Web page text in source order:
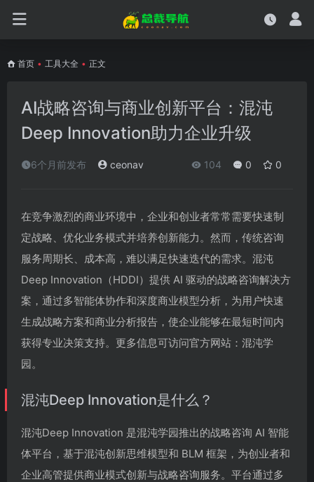
首页 • 工具大全 • 正文
AI战略咨询与商业创新平台：混沌
Deep Innovation助力企业升级
6个月前发布 ceonav 104 0 0
在竞争激烈的商业环境中，企业和创业者常常需要快速制
定战略、优化业务模式并培养创新能力。然而，传统咨询
服务周期长、成本高，难以满足快速迭代的需求。混沌
Deep Innovation（HDDI）提供 AI 驱动的战略咨询解决方
案，通过多智能体协作和深度商业模型分析，为用户快速
生成战略方案和商业分析报告，使企业能够在最短时间内
获得专业决策支持。更多信息可访问官方网站：混沌学
园。
混沌Deep Innovation是什么？
混沌Deep Innovation 是混沌学园推出的战略咨询 AI 智能
体平台，基于混沌创新思维模型和 BLM 框架，为创业者和
企业高管提供商业模式创新与战略咨询服务。平台通过多